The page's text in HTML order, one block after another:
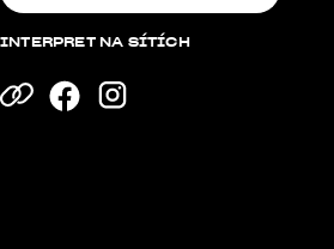
INTERPRET NA SÍTÍCH